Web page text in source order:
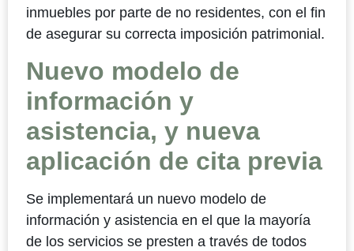
inmuebles por parte de no residentes, con el fin
de asegurar su correcta imposición patrimonial.
Nuevo modelo de
información y
asistencia, y nueva
aplicación de cita previa
Se implementará un nuevo modelo de
información y asistencia en el que la mayoría
de los servicios se presten a través de todos